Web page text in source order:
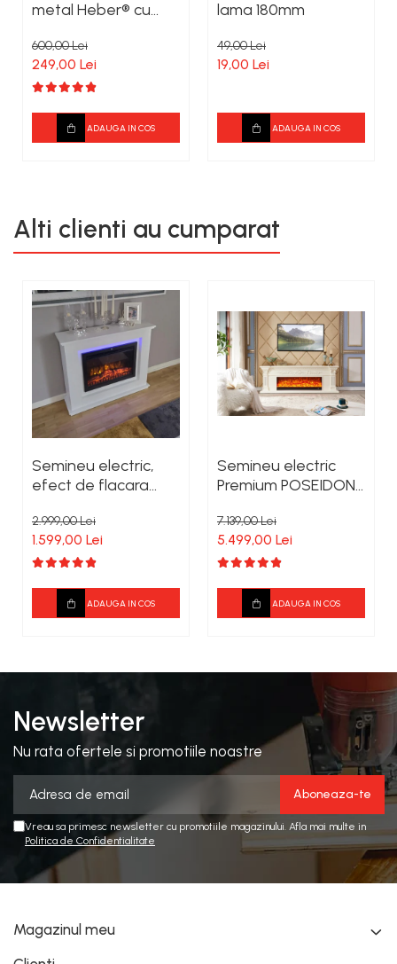
metal Heber® cu
1/2, nealimentata cu
gaz
600,00 Lei
249,00 Lei
ADAUGA IN COS
lama 180mm
49,00 Lei
19,00 Lei
ADAUGA IN COS
Alti clienti au cumparat
Semineu electric,
efect de flacara
incalzire, termostat
electronic, 7 culori,
Clasa Premium
2.999,00 Lei
1.599,00 Lei
ADAUGA IN COS
Semineu electric
Premium POSEIDON,
:700*2000*330 mm,
efect 3D,
telecomanda
7.139,00 Lei
5.499,00 Lei
ADAUGA IN COS
Newsletter
Nu rata ofertele si promotiile noastre
Vreau sa primesc newsletter cu promotiile magazinului. Afla mai multe in
Politica de Confidentialitate
Magazinul meu